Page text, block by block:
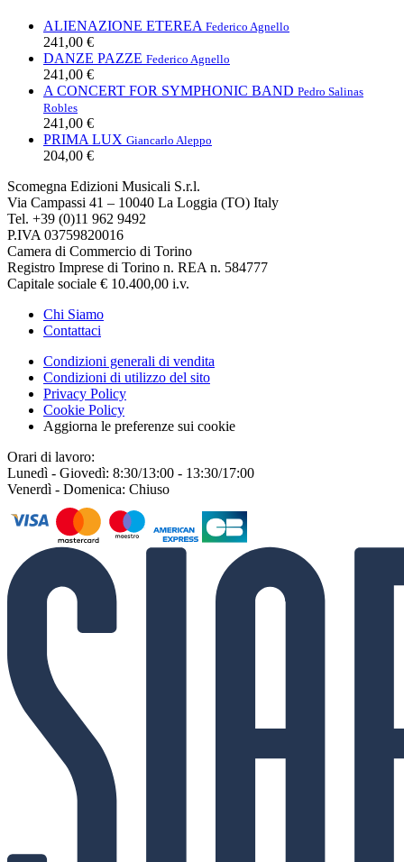
ALIENAZIONE ETEREA Federico Agnello
241,00 €
DANZE PAZZE Federico Agnello
241,00 €
A CONCERT FOR SYMPHONIC BAND Pedro Salinas
Robles
241,00 €
PRIMA LUX Giancarlo Aleppo
204,00 €
Scomegna Edizioni Musicali S.r.l.
Via Campassi 41 – 10040 La Loggia (TO) Italy
Tel. +39 (0)11 962 9492
P.IVA 03759820016
Camera di Commercio di Torino
Registro Imprese di Torino n. REA n. 584777
Capitale sociale € 10.400,00 i.v.
Chi Siamo
Contattaci
Condizioni generali di vendita
Condizioni di utilizzo del sito
Privacy Policy
Cookie Policy
Aggiorna le preferenze sui cookie
Orari di lavoro:
Lunedì - Giovedì: 8:30/13:00 - 13:30/17:00
Venerdì - Domenica: Chiuso